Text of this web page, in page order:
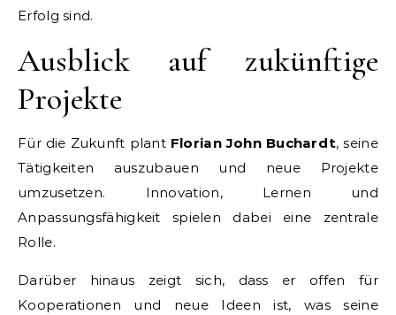
Erfolg sind.
Ausblick auf zukünftige
Projekte
Für die Zukunft plant Florian John Buchardt, seine
Tätigkeiten auszubauen und neue Projekte
umzusetzen. Innovation, Lernen und
Anpassungsfähigkeit spielen dabei eine zentrale
Rolle.
Darüber hinaus zeigt sich, dass er offen für
Kooperationen und neue Ideen ist, was seine